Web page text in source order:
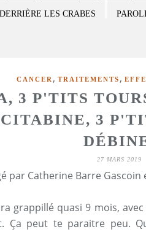
DERRIÈRE LES CRABES
CANCER , TRAITEMENTS ,
3 P'TITS
3
27 MARS 2019
par Catherine Barre
grappillé quasi 9 mois,
Ça peut te paraitre peu.